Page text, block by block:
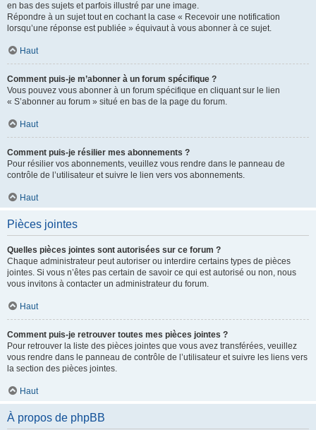
en bas des sujets et parfois illustré par une image.
Répondre à un sujet tout en cochant la case « Recevoir une notification
lorsqu’une réponse est publiée » équivaut à vous abonner à ce sujet.
Haut
Comment puis-je m’abonner à un forum spécifique ?
Vous pouvez vous abonner à un forum spécifique en cliquant sur le lien
« S’abonner au forum » situé en bas de la page du forum.
Haut
Comment puis-je résilier mes abonnements ?
Pour résilier vos abonnements, veuillez vous rendre dans le panneau de
contrôle de l’utilisateur et suivre le lien vers vos abonnements.
Haut
Pièces jointes
Quelles pièces jointes sont autorisées sur ce forum ?
Chaque administrateur peut autoriser ou interdire certains types de pièces
jointes. Si vous n’êtes pas certain de savoir ce qui est autorisé ou non, nous
vous invitons à contacter un administrateur du forum.
Haut
Comment puis-je retrouver toutes mes pièces jointes ?
Pour retrouver la liste des pièces jointes que vous avez transférées, veuillez
vous rendre dans le panneau de contrôle de l’utilisateur et suivre les liens vers
la section des pièces jointes.
Haut
À propos de phpBB